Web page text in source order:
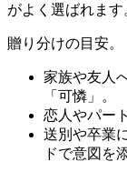
がよく選ばれます
贈り分けの目安。
家族や友人
「可憐」。
恋人やパー
送別や卒業
ドで意図を